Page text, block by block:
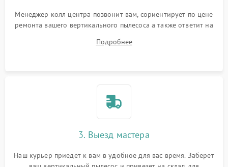
Менеджер колл центра позвонит вам, сориентирует по цене
ремонта вашего вертикального пылесоса а также ответит на
Подробнее
3. Выезд мастера
Наш курьер приедет к вам в удобное для вас время. Заберет